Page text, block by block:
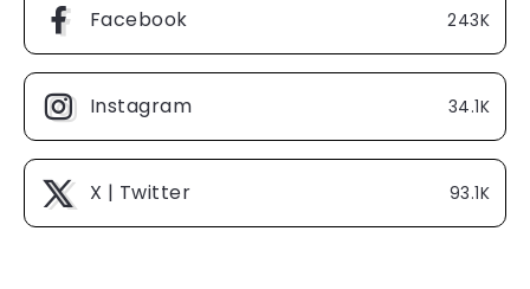
Facebook 243K
Instagram 34.1K
X | Twitter 93.1K